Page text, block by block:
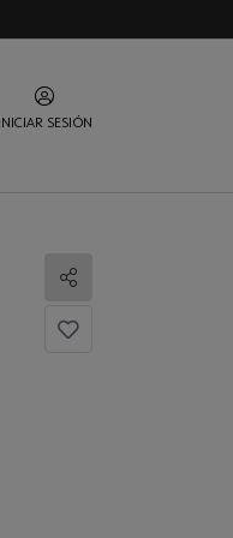
INICIAR SESIÓN
Compartir